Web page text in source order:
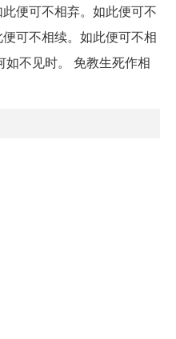
便可不相弃。如此便可不
可不相续。如此便可不相
不见时。 免教生死作相